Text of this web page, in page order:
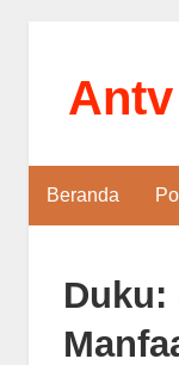
Beranda
Duku: